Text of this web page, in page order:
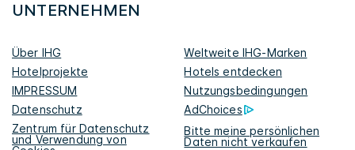
UNTERNEHMEN
Über IHG
Weltweite IHG-Marken
Hotelprojekte
Hotels entdecken
IMPRESSUM
Nutzungsbedingungen
Datenschutz
AdChoices
Zentrum für Datenschutz
und Verwendung von
Bitte meine persönlichen
Daten nicht verkaufen